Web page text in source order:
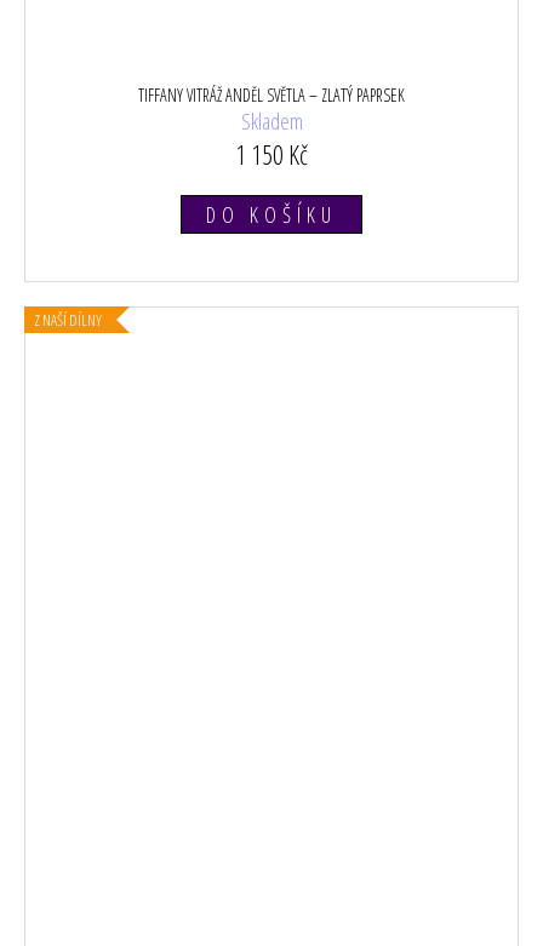
TIFFANY VITRÁŽ ANDĚL SVĚTLA – ZLATÝ PAPRSEK
Skladem
1 150 Kč
DO KOŠÍKU
Z NAŠÍ DÍLNY